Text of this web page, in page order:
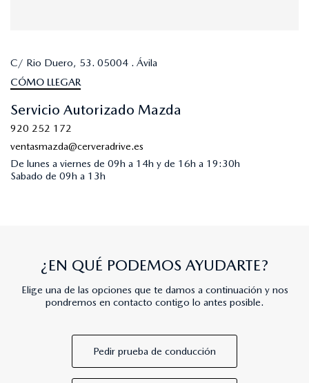
C/ Rio Duero, 53. 05004 . Ávila
CÓMO LLEGAR
Servicio Autorizado Mazda
920 252 172
ventasmazda@cerveradrive.es
De lunes a viernes de 09h a 14h y de 16h a 19:30h
Sabado de 09h a 13h
¿EN QUÉ PODEMOS AYUDARTE?
Elige una de las opciones que te damos a continuación y nos
pondremos en contacto contigo lo antes posible.
Pedir prueba de conducción